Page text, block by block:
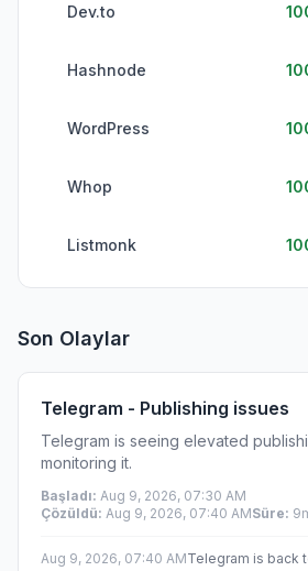
Dev.to
Hashnode
WordPress
Whop
Listmonk
Son Olaylar
Telegram - Publishing issues
Telegram is seeing elevated
monitoring it.
Başladı: Aug 9, 2026, 07:30 AM
Çözüldü: Aug 9, 2026, 07:40 AMSüre:
Aug 9, 2026, 07:40 AMTelegram is back